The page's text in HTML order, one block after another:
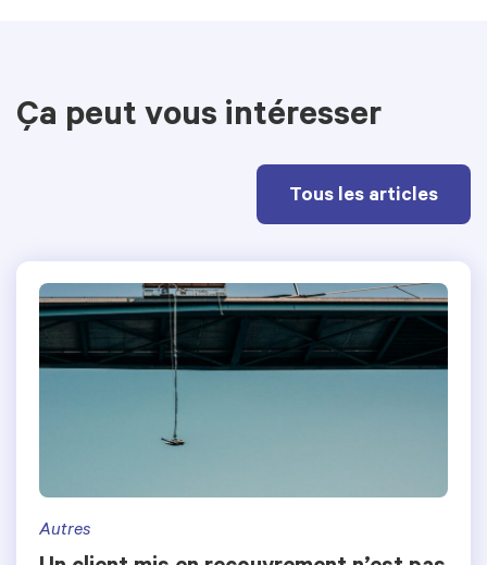
Ça peut vous intéresser
Tous les articles
Autres